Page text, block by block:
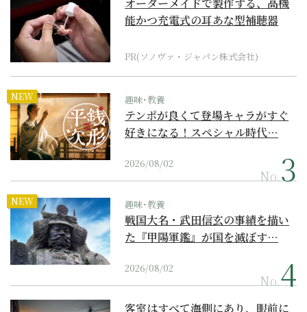
オーダーメイドで製作する、高機
能かつ充電式の耳あな型補聴器
PR(ソノヴァ・ジャパン株式会社)
NEW 趣味･教養
テンポが良くて登場キャラがすぐ
好きになる！スペシャル時代…
2026/08/02
No.
NEW 趣味･教養
戦国大名・武田信玄の事績を描い
た『甲陽軍鑑』が国を滅ぼす…
2026/08/02
No.
客室はすべて海側にあり、眼前に